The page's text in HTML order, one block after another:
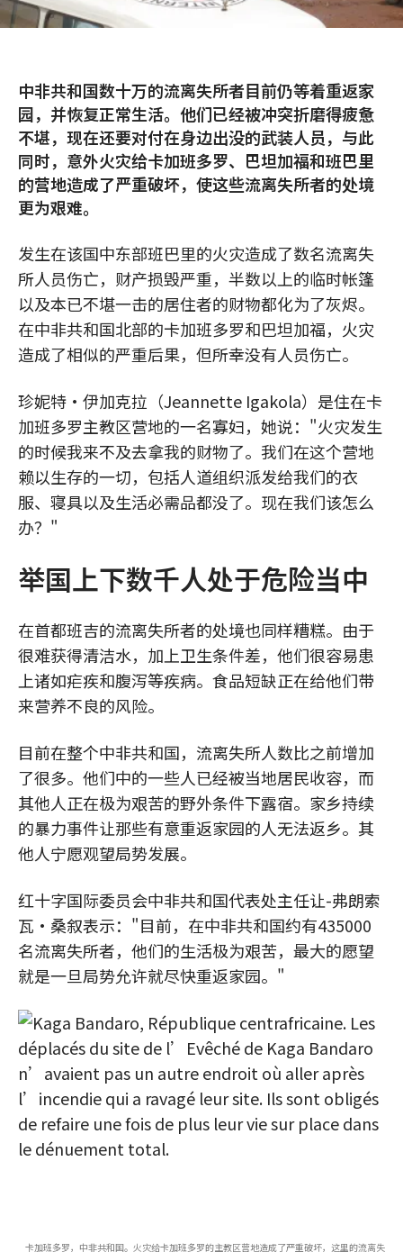
中非共和国数十万的流离失所者目前仍等着重返家
园，并恢复正常生活。他们已经被冲突折磨得疲惫
不堪，现在还要对付在身边出没的武装人员，与此
同时，意外火灾给卡加班多罗、巴坦加福和班巴里
的营地造成了严重破坏，使这些流离失所者的处境
更为艰难。
发生在该国中东部班巴里的火灾造成了数名流离失
所人员伤亡，财产损毁严重，半数以上的临时帐篷
以及本已不堪一击的居住者的财物都化为了灰烬。
在中非共和国北部的卡加班多罗和巴坦加福，火灾
造成了相似的严重后果，但所幸没有人员伤亡。
珍妮特•伊加克拉（Jeannette Igakola）是住在卡
加班多罗主教区营地的一名寡妇，她说："火灾发生
的时候我来不及去拿我的财物了。我们在这个营地
赖以生存的一切，包括人道组织派发给我们的衣
服、寝具以及生活必需品都没了。现在我们该怎么
办？"
举国上下数千人处于危险当中
在首都班吉的流离失所者的处境也同样糟糕。由于
很难获得清洁水，加上卫生条件差，他们很容易患
上诸如疟疾和腹泻等疾病。食品短缺正在给他们带
来营养不良的风险。
目前在整个中非共和国，流离失所人数比之前增加
了很多。他们中的一些人已经被当地居民收容，而
其他人正在极为艰苦的野外条件下露宿。家乡持续
的暴力事件让那些有意重返家园的人无法返乡。其
他人宁愿观望局势发展。
红十字国际委员会中非共和国代表处主任让-弗朗索
瓦•桑叙表示："目前，在中非共和国约有435000
名流离失所者，他们的生活极为艰苦，最大的愿望
就是一旦局势允许就尽快重返家园。"
卡加班多罗，中非共和国。火灾给卡加班多罗的主教区营地造成了严重破坏，这里的流离失